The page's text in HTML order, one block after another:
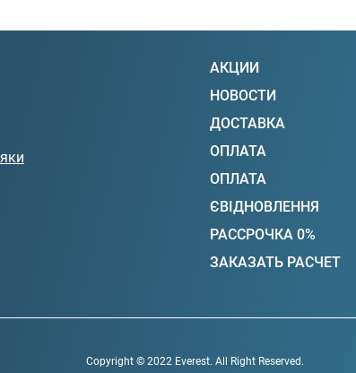
АКЦИИ
НОВОСТИ
ДОСТАВКА
ОПЛАТА
ОПЛАТА
ЄВІДНОВЛЕННЯ
РАССРОЧКА 0%
ЗАКАЗАТЬ РАСЧЕТ
Copyright © 2022 Everest. All Right Reserved.